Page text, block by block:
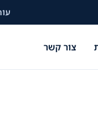
צור קשר